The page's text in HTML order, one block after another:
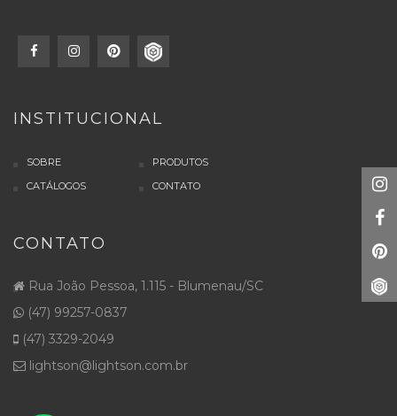
INSTITUCIONAL
SOBRE
PRODUTOS
CATÁLOGOS
CONTATO
CONTATO
Rua João Pessoa, 1.115 - Blumenau/SC
(47) 99257-0837
(47) 3329-2049
lightson@lightson.com.br